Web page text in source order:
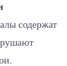
содержат